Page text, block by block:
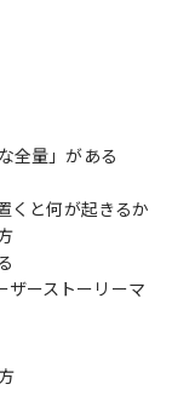
全量」がある
くと何が起きるか
ーストーリーマ